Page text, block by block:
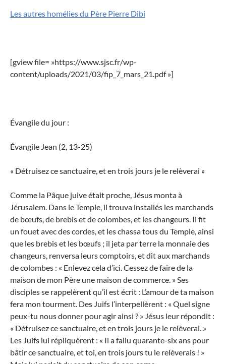
Les autres homélies du Père Pierre Dibi
[gview file= »https://www.sjsc.fr/wp-
content/uploads/2021/03/fip_7_mars_21.pdf »]
Évangile du jour :
Évangile Jean (2, 13-25)
« Détruisez ce sanctuaire, et en trois jours je le relèverai »
Comme la Pâque juive était proche, Jésus monta à
Jérusalem. Dans le Temple, il trouva installés les marchands
de bœufs, de brebis et de colombes, et les changeurs. Il fit
un fouet avec des cordes, et les chassa tous du Temple, ainsi
que les brebis et les bœufs ; il jeta par terre la monnaie des
changeurs, renversa leurs comptoirs, et dit aux marchands
de colombes : « Enlevez cela d’ici. Cessez de faire de la
maison de mon Père une maison de commerce. » Ses
disciples se rappelèrent qu’il est écrit : L’amour de ta maison
fera mon tourment. Des Juifs l’interpellèrent : « Quel signe
peux-tu nous donner pour agir ainsi ? » Jésus leur répondit :
« Détruisez ce sanctuaire, et en trois jours je le relèverai. »
Les Juifs lui répliquèrent : « Il a fallu quarante-six ans pour
bâtir ce sanctuaire, et toi, en trois jours tu le relèverais ! »